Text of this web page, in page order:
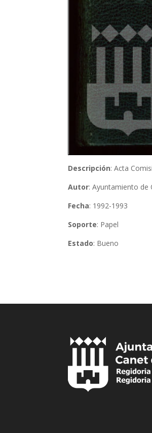
Descripción: Acta
Autor: Ayuntamiento de
Fecha: 1992-1993
Soporte: Papel
Estado: Bueno